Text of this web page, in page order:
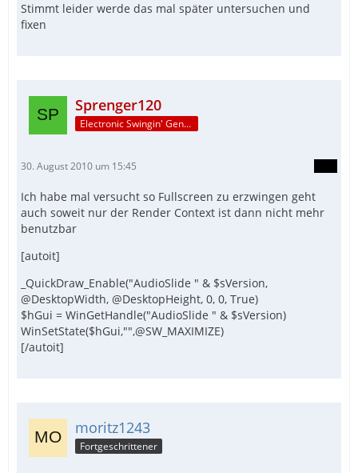
Stimmt leider werde das mal später untersuchen und
fixen
Sprenger120
Electronic Swingin' Gentleman
30. August 2010 um 15:45
Ich habe mal versucht so Fullscreen zu erzwingen geht
auch soweit nur der Render Context ist dann nicht mehr
benutzbar
[autoit]
_QuickDraw_Enable("AudioSlide " & $sVersion,
@DesktopWidth, @DesktopHeight, 0, 0, True)
$hGui = WinGetHandle("AudioSlide " & $sVersion)
WinSetState($hGui,"",@SW_MAXIMIZE)
[/autoit]
moritz1243
Fortgeschrittener